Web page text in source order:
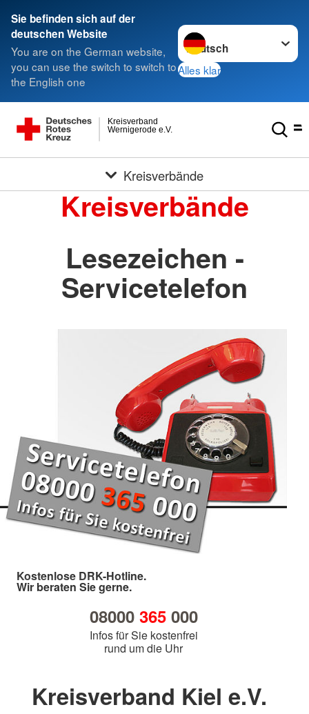
Sie befinden sich auf der
deutschen Website
You are on the German website,
you can use the switch to switch to
the English one
Sprache wechseln zu
Alles klar
Wernigerode e.V.
Kreisverband
Kreisverbände
Kreisverbände
Lesezeichen -
Servicetelefon
Kostenlose DRK-Hotline.
Wir beraten Sie gerne.
08000 365000
Infos für Sie kostenfrei
rund um die Uhr
Kreisverband Kiel e.V.